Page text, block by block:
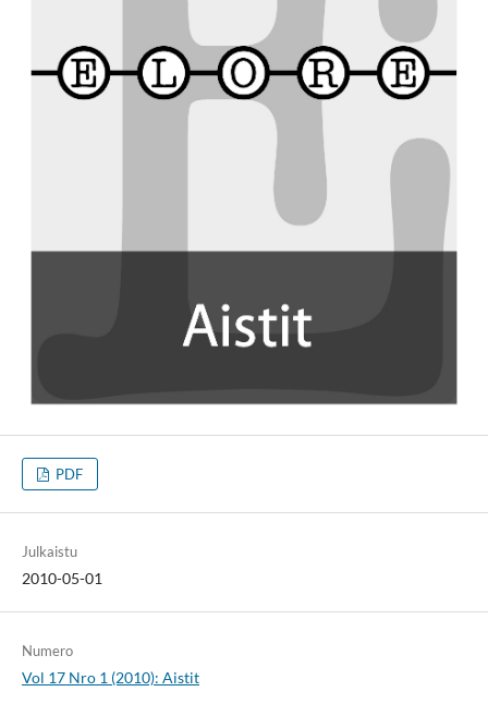
PDF
Julkaistu
2010-05-01
Numero
Vol 17 Nro 1 (2010): Aistit